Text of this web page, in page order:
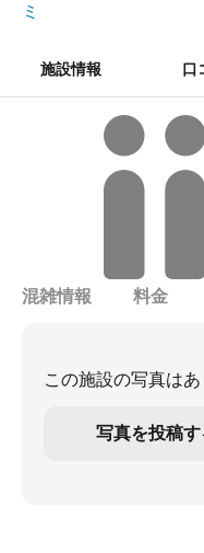
ミ
施設情報 口
混雑情報 料金
この施設の写真は
写真を投稿す